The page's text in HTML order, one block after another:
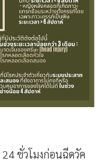
24ชั่วโมงก่อนฉีดวัค